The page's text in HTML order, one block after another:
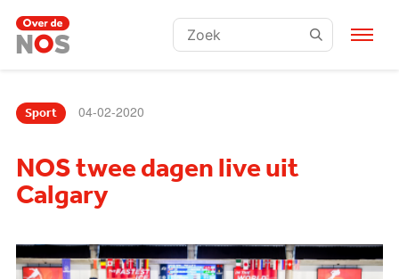
Zoeken:
Sport 04-02-2020
NOS twee dagen live uit
Calgary